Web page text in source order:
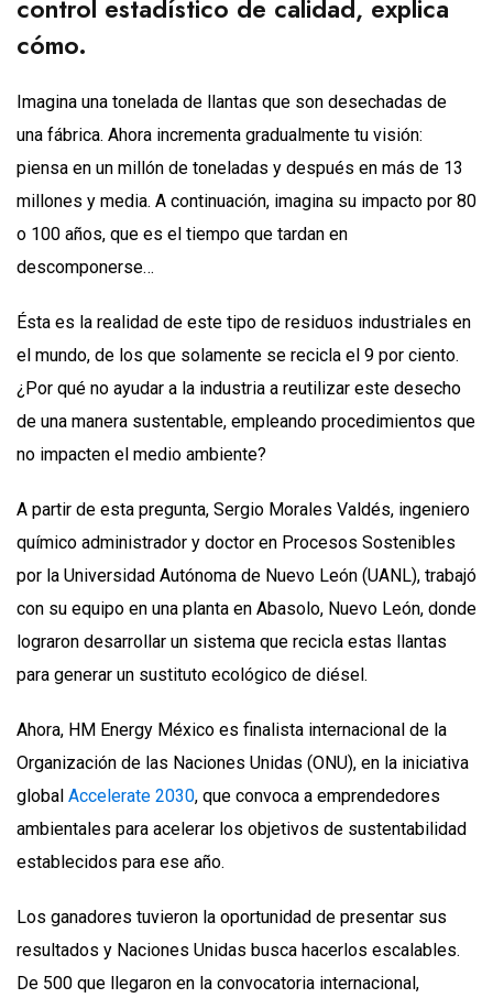
control estadístico de calidad, explica
cómo.
Imagina una tonelada de llantas que son desechadas de
una fábrica. Ahora incrementa gradualmente tu visión:
piensa en un millón de toneladas y después en más de 13
millones y media. A continuación, imagina su impacto por 80
o 100 años, que es el tiempo que tardan en
descomponerse…
Ésta es la realidad de este tipo de residuos industriales en
el mundo, de los que solamente se recicla el 9 por ciento.
¿Por qué no ayudar a la industria a reutilizar este desecho
de una manera sustentable, empleando procedimientos que
no impacten el medio ambiente?
A partir de esta pregunta, Sergio Morales Valdés, ingeniero
químico administrador y doctor en Procesos Sostenibles
por la Universidad Autónoma de Nuevo León (UANL), trabajó
con su equipo en una planta en Abasolo, Nuevo León, donde
lograron desarrollar un sistema que recicla estas llantas
para generar un sustituto ecológico de diésel.
Ahora, HM Energy México es finalista internacional de la
Organización de las Naciones Unidas (ONU), en la iniciativa
global Accelerate 2030, que convoca a emprendedores
ambientales para acelerar los objetivos de sustentabilidad
establecidos para ese año.
Los ganadores tuvieron la oportunidad de presentar sus
resultados y Naciones Unidas busca hacerlos escalables.
De 500 que llegaron en la convocatoria internacional,